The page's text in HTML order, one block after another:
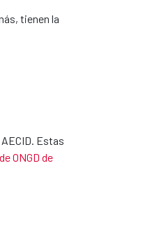
tienen la
AECID. Estas
ONGD de